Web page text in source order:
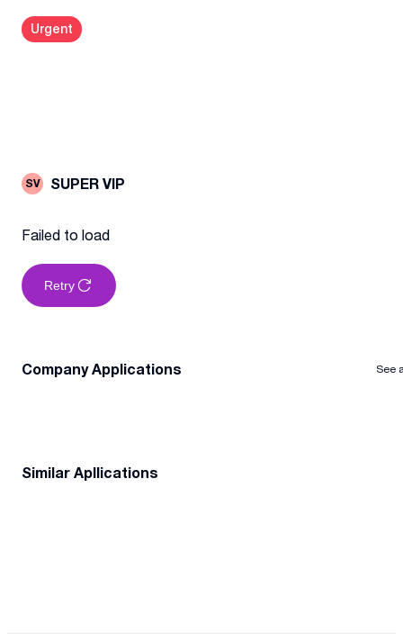
Urgent
SV SUPER VIP
Failed to load
Retry
Company Applications See
Similar Apllications